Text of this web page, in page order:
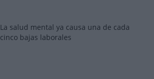
La salud mental ya causa una de cada
cinco bajas laborales